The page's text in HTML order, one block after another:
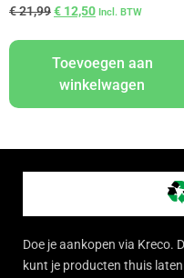
€21,99€ 12,50 Incl. BTW
Toevoegen aan
winkelwagen
Doe je aankopen via Kreco.
kunt je producten thuis